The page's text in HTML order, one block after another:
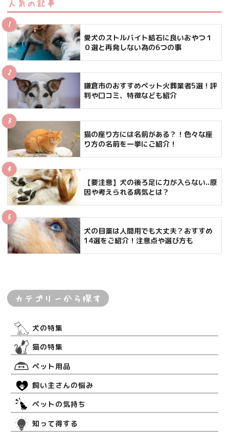
人気の記事
愛犬のストルバイト結石に良いおやつ１
０選と再発しない為の6つの事
鎌倉市のおすすめペット火葬業者5選！評
判や口コミ、特徴なども紹介
猫の座り方には名前がある？！色々な座
り方の名前を一挙にご紹介！
【要注意】犬の後ろ足に力が入らない..原
因や考えられる病気とは？
犬の目薬は人間用でも大丈夫？おすすめ
14選をご紹介！注意点や選び方も
カテゴリーから探す
犬の特集
猫の特集
ペット用品
飼い主さんの悩み
ペットの気持ち
知って得する